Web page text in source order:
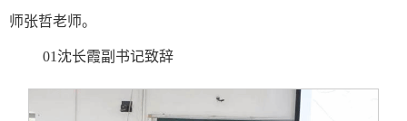
师张哲老师。
01沈长霞副书记致辞